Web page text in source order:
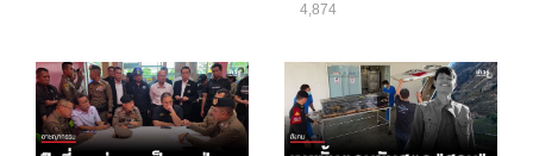
4,874